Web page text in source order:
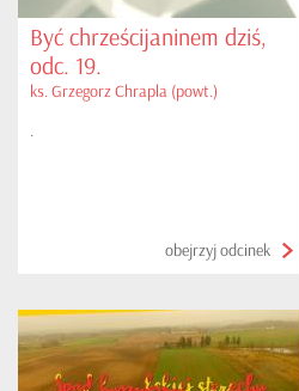
Być chrześcijaninem dziś,
odc. 19.
ks. Grzegorz Chrapla (powt.)
.
obejrzyj odcinek